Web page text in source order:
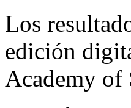
Los
edición
Academy of